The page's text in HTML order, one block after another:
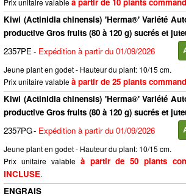
Prix unitaire valable
Kiwi (Actinidia chinensis) 'Herma®' Variété
productive Gros fruits (80 à 120 g) sucrés et
2357PE- Expédition à partir du 01/09/2026
Jeune plant en godet - Hauteur du plant: 10/15 cm.
Prix unitaire valableà partir de 25 plants
Kiwi (Actinidia chinensis) 'Herma®' Variété
productive Gros fruits (80 à 120 g) sucrés et
2357PG- Expédition à partir du 01/09/2026
Jeune plant en godet - Hauteur du plant: 10/15 cm.
Prix unitaire valable à partir de 50 plants
INCLUSE.
ENGRAIS